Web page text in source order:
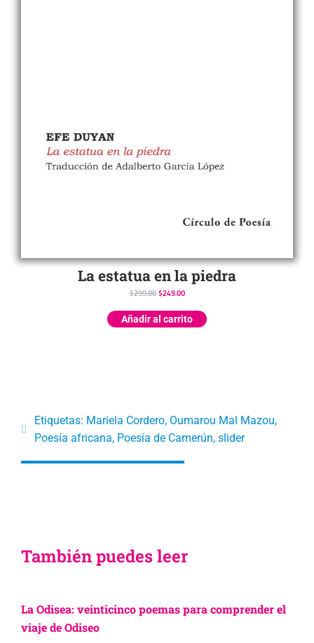
La estatua en la piedra
$299.00 $249.00
Añadir al carrito
Etiquetas: Mariela Cordero, Oumarou Mal Mazou,
Poesía africana, Poesía de Camerún, slider
También puedes leer
La Odisea: veinticinco poemas para comprender el
viaje de Odiseo